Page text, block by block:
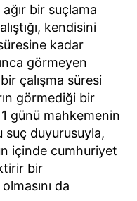
bir suçlama
kendisini
kadar
görmeyen
çalışma süresi
görmediği bir
günü mahkemenin
suç duyurusuyla,
içinde cumhuriyet
bir
da